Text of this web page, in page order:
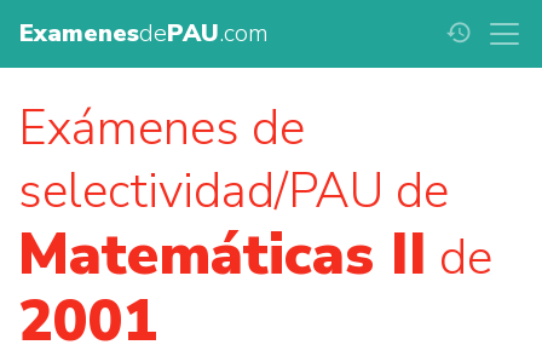
ExamenesdePAU.com history
Exámenes de
selectividad/PAU de
Matemáticas II de
2001